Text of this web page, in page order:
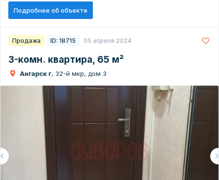
Подробнее об объекте
Продажа ID: 18715 05 апреля 2024
3-комн. квартира, 65 м²
Ангарск г, 32-й мкр, дом 3